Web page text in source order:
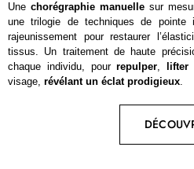
Une chorégraphie manuellesur
une trilogie de techniques de
rajeunissement pour restaurer
tissus. Un traitement de haute
chaque individu, pourrepulper, lifter
visage, révélant un éclat prodigieux.